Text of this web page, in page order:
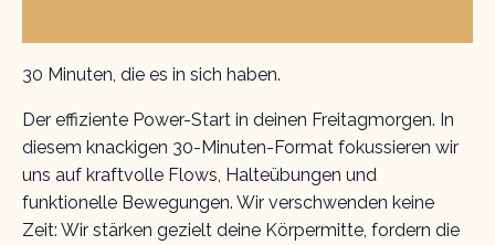
30 Minuten, die es in sich haben.
Der effiziente Power-Start in deinen Freitagmorgen. In
diesem knackigen 30-Minuten-Format fokussieren wir
uns auf kraftvolle Flows, Halteübungen und
funktionelle Bewegungen. Wir verschwenden keine
Zeit: Wir stärken gezielt deine Körpermitte, fordern die